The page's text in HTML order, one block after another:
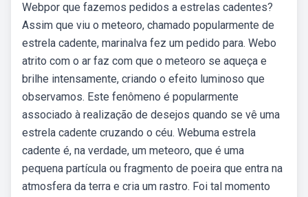
Webpor que fazemos pedidos a estrelas cadentes?
Assim que viu o meteoro, chamado popularmente de
estrela cadente, marinalva fez um pedido para. Webo
atrito com o ar faz com que o meteoro se aqueça e
brilhe intensamente, criando o efeito luminoso que
observamos. Este fenômeno é popularmente
associado à realização de desejos quando se vê uma
estrela cadente cruzando o céu. Webuma estrela
cadente é, na verdade, um meteoro, que é uma
pequena partícula ou fragmento de poeira que entra na
atmosfera da terra e cria um rastro. Foi tal momento